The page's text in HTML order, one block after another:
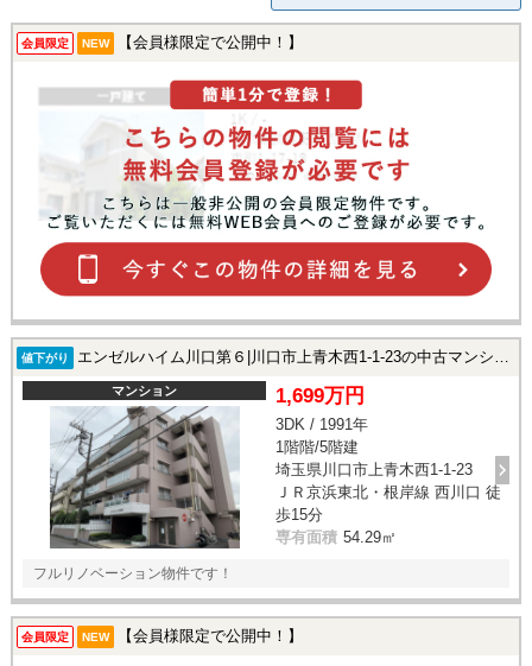
会員限定 NEW 【会員様限定で公開中！】
値下がり エンゼルハイム川口第６|川口市上青木西1-1-23の中古マンション
マンション 1,699万円
3DK / 1991年
1階階/5階建
埼玉県川口市上青木西1-1-23
ＪＲ京浜東北・根岸線 西川口 徒
歩15分
専有面積 54.29㎡
フルリノベーション物件です！
会員限定 NEW 【会員様限定で公開中！】